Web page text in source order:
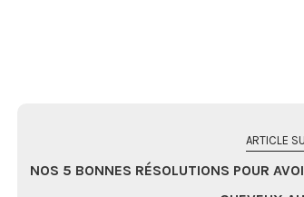
ARTICLE
NOS 5 BONNES RÉSOLUTIONS POUR